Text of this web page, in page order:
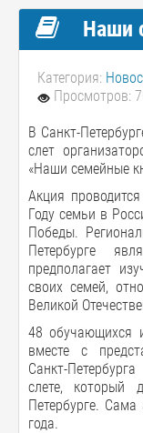
Наши
Категория:
Просмотров:
В Санкт-
слет
«Наши семейные
Акция
Году семьи в
Победы.
Петербурге
предполагает
своих семей,
Великой
48 обучающихся
вместе с
Санкт-
слете, который
Петербурге.
года.